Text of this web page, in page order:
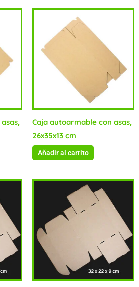
Caja autoarmable con asas,
26x35x13 cm
Añadir al carrito